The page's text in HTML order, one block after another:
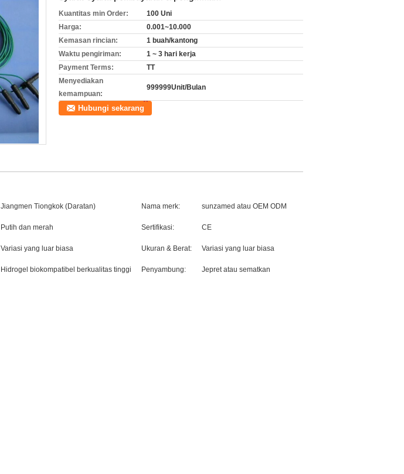
Kuantitas min Order:
100 Uni
Harga:
0.001~10.000
Kemasan rincian:
1 buah/kantong
Waktu pengiriman:
1 ~ 3 hari kerja
Payment Terms:
TT
Menyediakan
kemampuan:
999999Unit/Bulan
Hubungi sekarang
Jiangmen Tiongkok (Daratan) Nama merk: sunzamed atau OEM ODM
Putih dan merah Sertifikasi: CE
Variasi yang luar biasa Ukuran & Berat: Variasi yang luar biasa
Hidrogel biokompatibel berkualitas tinggi Penyambung: Jepret atau sematkan